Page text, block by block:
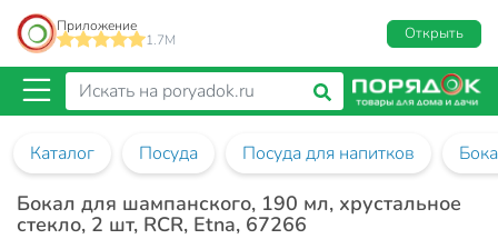
Приложение
1.7M
Открыть
Каталог Посуда Посуда для напитков
Бокал для шампанского, 190 мл, хрустальное
стекло, 2 шт, RCR, Etna, 67266